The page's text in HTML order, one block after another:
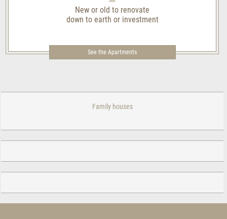
New or old to renovate
down to earth or investment
See the Apartments
Family houses